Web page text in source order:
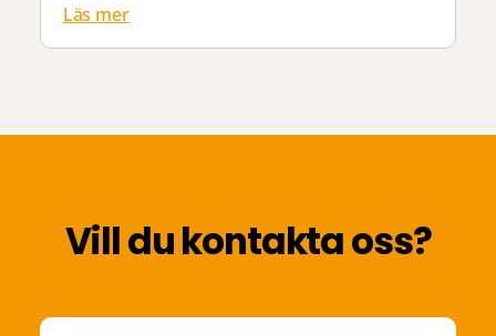
Läs mer
Vill du kontakta oss?